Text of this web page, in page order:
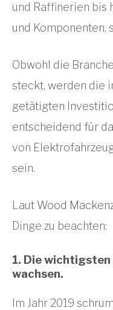
und Raffinerien bis
und Komponenten,
Obwohl die
steckt, werden die
getätigten
entscheidend für
von
sein.
Laut Wood
Dinge zu beachten:
1. Die
wachsen.
Im Jahr 2019